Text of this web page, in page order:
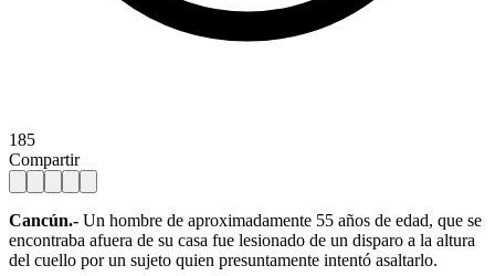
185
Compartir
Cancún.- Un hombre de aproximadamente 55 años de edad, que se
encontraba afuera de su casa fue lesionado de un disparo a la altura
del cuello por un sujeto quien presuntamente intentó asaltarlo.